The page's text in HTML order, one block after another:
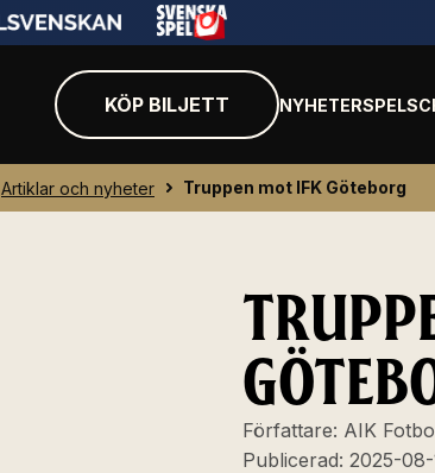
KÖP BILJETT NYHETER
Artiklar och nyheter Truppen mot IFK Göteborg
Författare: AIK
Publicerad: 2025-08-